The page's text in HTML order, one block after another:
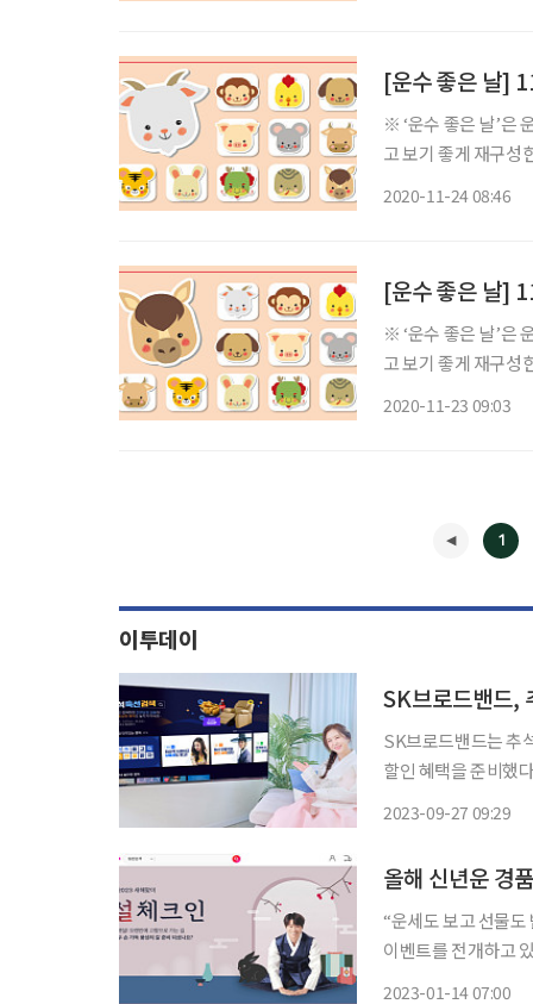
[운수 좋은 날]
※ ‘운수 좋은 날’은
고 보기 좋게 재구성한 콘텐츠입니다. ◈ 쥐띠 총운
2020-11-24 08:46
[운수 좋은 날]
※ ‘운수 좋은 날’은
고 보기 좋게 재구성한 콘텐츠입니다. ◈ 쥐띠 총운
2020-11-23 09:03
1
이투데이
SK브로드밴드,
SK브로드밴드는 추
할인 혜택을 준비했
2023-09-27 09:29
올해 신년운 경
“운세도 보고 선물
이벤트를 전개하고
2023-01-14 07:00